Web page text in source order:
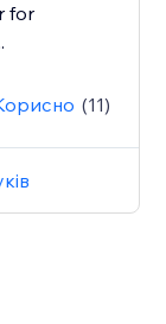
for
(11)